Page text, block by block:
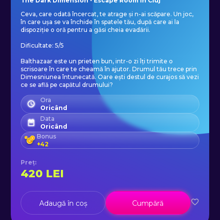
Ceva, care odată încercat, te atrage și n-ai scăpare. Un joc,
în care ușa se va închide în spatele tău, după care ai la
dispoziție o oră pentru a găsi cheia evadării.
Dificultate: 5/5
Balthazaar este un prieten bun, intr-o zi îți trimite o
scrisoare în care te cheamă în ajutor. Drumul tău trece prin
Dimesniunea întunecată. Oare ești destul de curajos să vezi
ce se află pe capătul drumului?
Ora
Oricând
Data
Oricând
Bonus
+42
Preț:
420 LEI
Adaugă în coș Cumpără